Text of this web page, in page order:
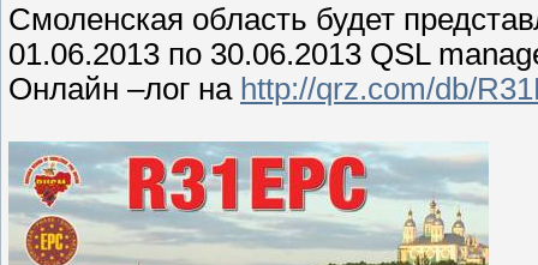
Смоленская область будет
01.06.2013 по 30.06.2013 QSL
Онлайн –лог на http://qrz.com/db/